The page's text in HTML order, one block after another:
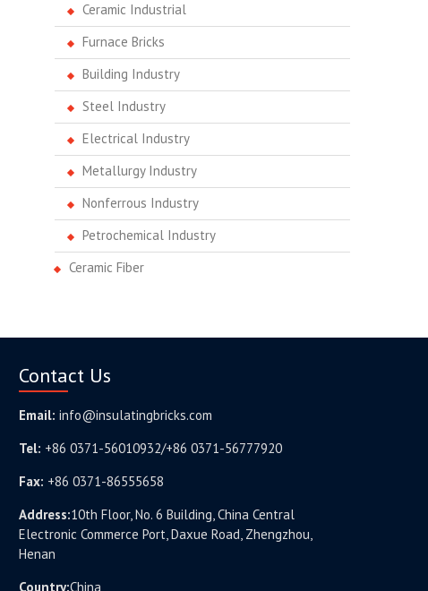
Ceramic Industrial
Furnace Bricks
Building Industry
Steel Industry
Electrical Industry
Metallurgy Industry
Nonferrous Industry
Petrochemical Industry
Ceramic Fiber
Contact Us
Email: info@insulatingbricks.com
Tel: +86 0371-56010932/+86 0371-56777920
Fax: +86 0371-86555658
Address:10th Floor, No. 6 Building, China Central
Electronic Commerce Port, Daxue Road, Zhengzhou,
Henan
Country:China